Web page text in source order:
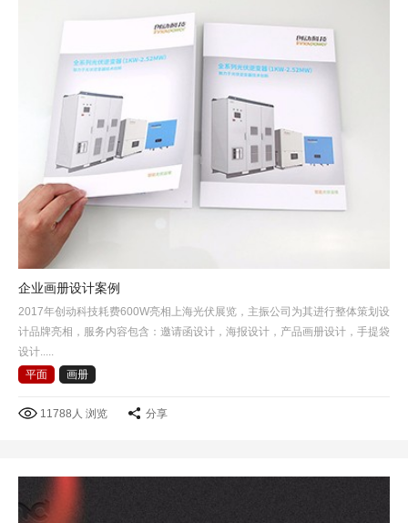
企业画册设计案例
2017年创动科技耗费600W亮相上海光伏展览，主振公司为其进行整体策划设
计品牌亮相，服务内容包含：邀请函设计，海报设计，产品画册设计，手提袋
设计.....
平面
画册
11788人 浏览 分享